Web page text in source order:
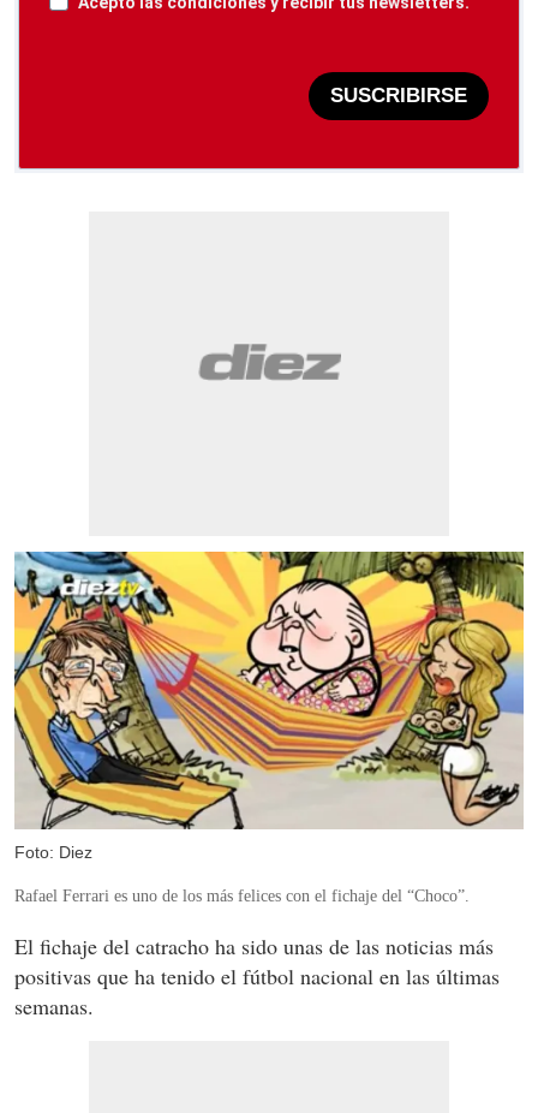
SUSCRIBIRSE
Foto: Diez
Rafael Ferrari es uno de los más felices con el fichaje del “Choco”.
El fichaje del catracho ha sido unas de las noticias más
positivas que ha tenido el fútbol nacional en las últimas
semanas.